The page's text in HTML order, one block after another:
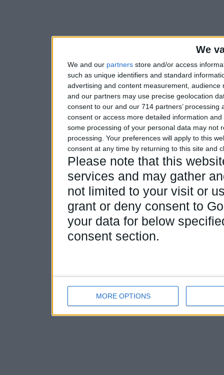
We
We and our partners store and/or access
such as unique identifiers and standard
advertising and content measurement,
and our partners may use precise geolocation
consent to our and our 714 partners’
consent or access more detailed information
some processing of your personal data may not
processing. Your preferences will apply to this
consent at any time by returning to this site and
Please note that this
services and may gather
not limited to your visit or
grant or deny consent to
your data for below
consent section.
MORE OPTIONS